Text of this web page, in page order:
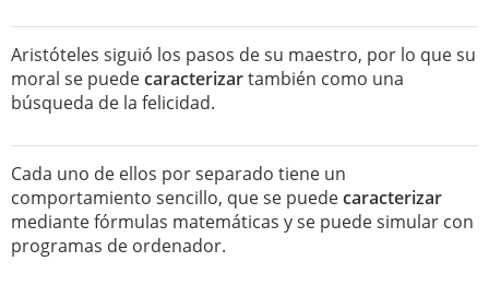
Aristóteles siguió los pasos de su maestro, por lo que su
moral se puedecaracterizartambién como una
búsqueda de la felicidad.
Cada uno de ellos por separado tiene un
comportamiento sencillo, que se puedecaracterizar
mediante fórmulas matemáticas y se puede simular con
programas de ordenador.